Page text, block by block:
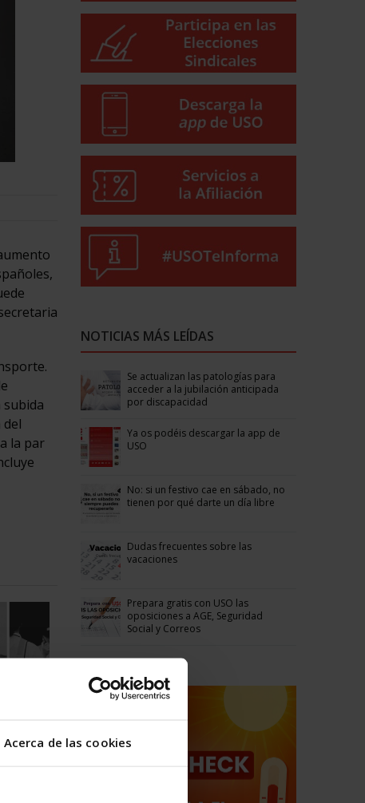
Acerca de las cookies
subida
la par
en la
NOTICIAS MÁS LEÍDAS
Se actualizan las patologías para
acceder a la jubilación anticipada
por discapacidad
Ya os podéis descargar la app de
USO
No: si un festivo cae en sábado, no
tienen por qué darte un día libre
Dudas frecuentes sobre las
vacaciones
Prepara gratis con USO las
oposiciones a AGE, Seguridad
Social y Correos